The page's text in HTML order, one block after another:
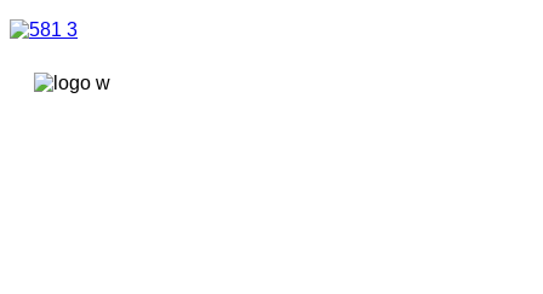
콘텐츠로